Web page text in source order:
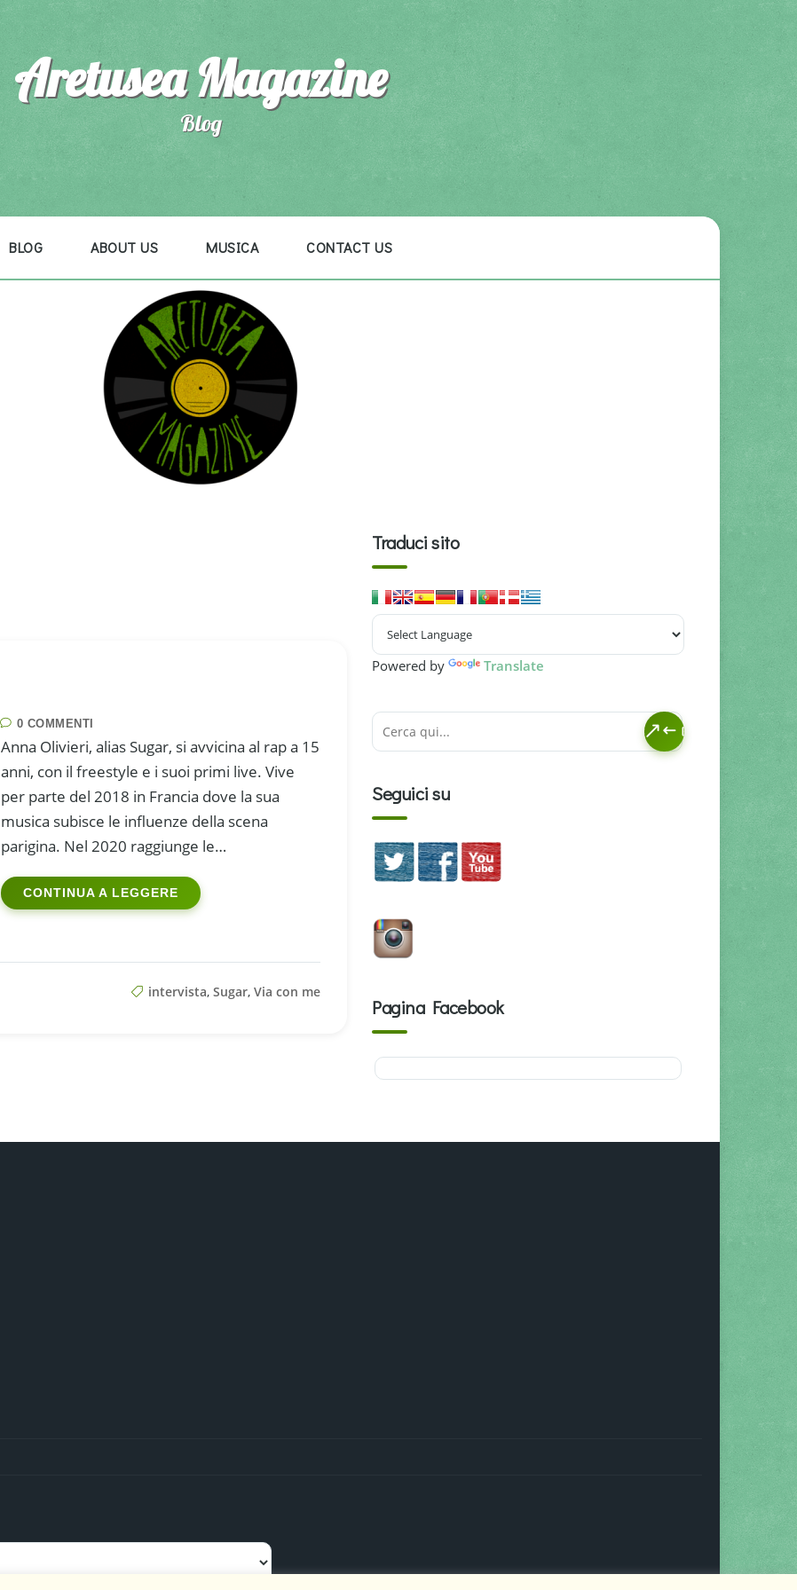
Aretusea Magazine
Blog
BLOG ABOUT US MUSICA CONTACT US
0 COMMENTI
Anna Olivieri, alias Sugar, si avvicina al rap a 15
anni, con il freestyle e i suoi primi live. Vive
per parte del 2018 in Francia dove la sua
musica subisce le influenze della scena
parigina. Nel 2020 raggiunge le…
CONTINUA A LEGGERE
intervista, Sugar, Via con me
Traduci sito
Powered by Translate
Seguici su
Pagina Facebook